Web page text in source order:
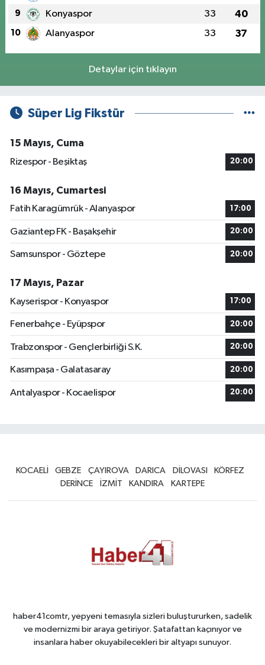
9 Konyaspor 33 40
10 Alanyaspor 33 37
Detaylar için tıklayın
Süper Lig Fikstür
15 Mayıs, Cuma
Rizespor - Beşiktaş
20:00
16 Mayıs, Cumartesi
Fatih Karagümrük - Alanyaspor
17:00
Gaziantep FK - Başakşehir 20:00
Samsunspor - Göztepe 20:00
17 Mayıs, Pazar
Kayserispor - Konyaspor
17:00
Fenerbahçe - Eyüpspor 20:00
Trabzonspor - Gençlerbirliği S.K. 20:00
Kasımpaşa - Galatasaray 20:00
Antalyaspor - Kocaelispor 20:00
KOCAELİ GEBZE ÇAYIROVA DARICA DİLOVASI
KÖRFEZ
DERİNCE
İZMİT KANDIRA KARTEPE
haber41comtr, yepyeni temasıyla sizleri buluştururken, sadelik
ve modernizmi bir araya getiriyor. Şatafattan kaçınıyor ve
insanlara haber okuyabilecekleri bir altyapı sunuyor.